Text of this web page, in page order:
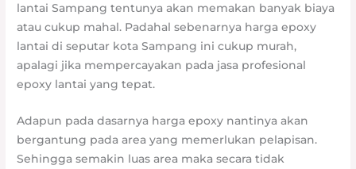
lantai Sampang tentunya akan memakan banyak biaya
atau cukup mahal. Padahal sebenarnya harga epoxy
lantai di seputar kota Sampang ini cukup murah,
apalagi jika mempercayakan pada jasa profesional
epoxy lantai yang tepat.
Adapun pada dasarnya harga epoxy nantinya akan
bergantung pada area yang memerlukan pelapisan.
Sehingga semakin luas area maka secara tidak